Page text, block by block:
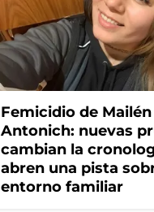
Femicidio de Mailén
Antonich: nuevas
cambian la
abren una pista
entorno familiar